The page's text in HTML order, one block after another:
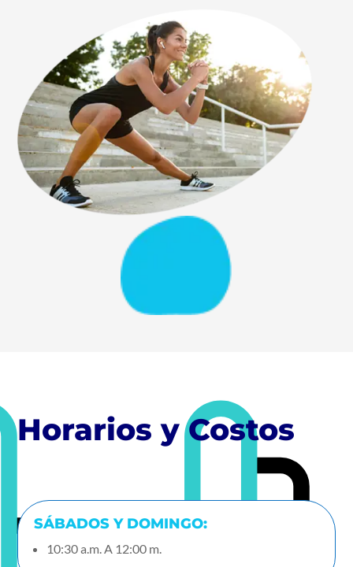
Horarios y Costos
SÁBADOS Y DOMINGO:
10:30 a.m. A 12:00 m.